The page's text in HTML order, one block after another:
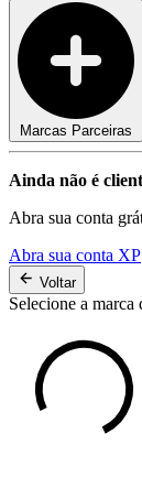
Marcas Parceiras
Ainda não é
Abra sua conta
Abra sua conta XP
Voltar
Selecione a marca